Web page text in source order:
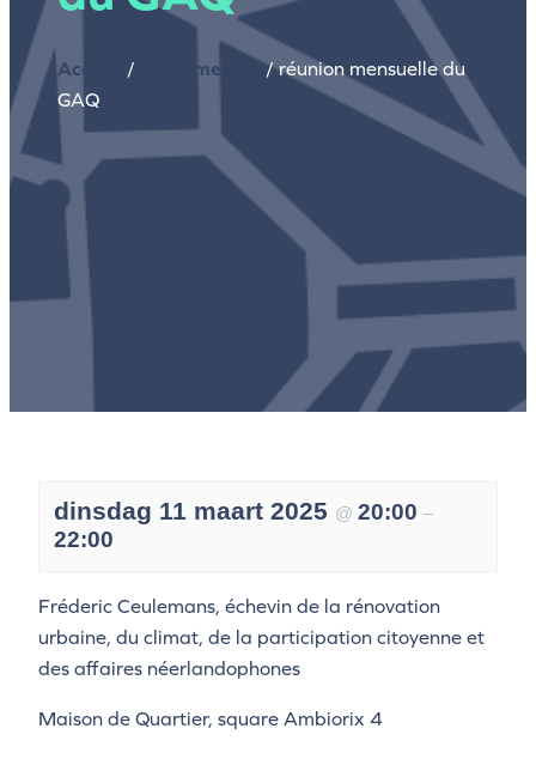
Accueil / Evenementen /réunion mensuelle du
GAQ
dinsdag 11 maart 2025 @ 20:00 –
22:00
Fréderic Ceulemans, échevin de la rénovation
urbaine, du climat, de la participation citoyenne et
des affaires néerlandophones
Maison de Quartier, square Ambiorix 4